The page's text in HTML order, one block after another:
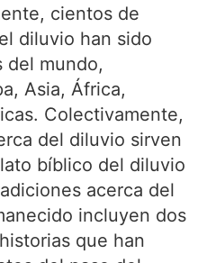
cientos de
diluvio han sido
del mundo,
Asia, África,
Colectivamente,
del diluvio sirven
bíblico del diluvio
acerca del
incluyen dos
que han